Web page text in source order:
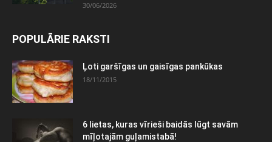
30/06/2026
POPULĀRIE RAKSTI
Ļoti garšīgas un gaisīgas pankūkas
18/11/2015
6 lietas, kuras vīrieši baidās lūgt savām
mīļotajām guļamistabā!